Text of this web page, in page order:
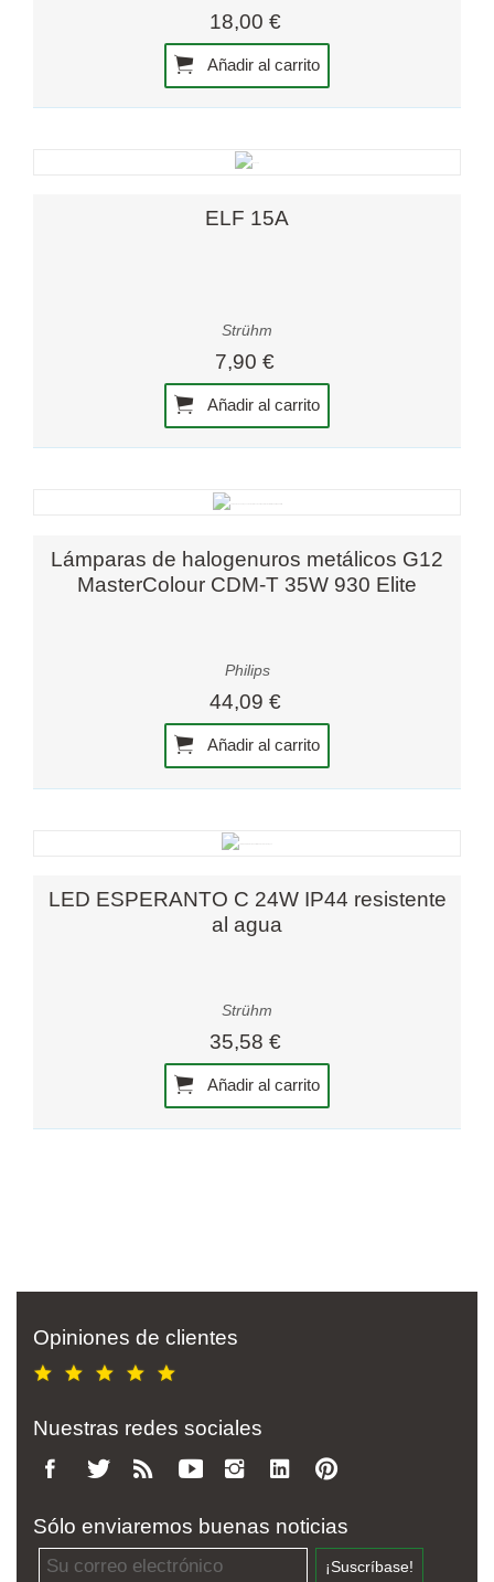
18,00 €
Añadir al carrito
ELF 15A
Strühm
7,90 €
Añadir al carrito
Lámparas de halogenuros metálicos G12
MasterColour CDM-T 35W 930 Elite
Philips
44,09 €
Añadir al carrito
LED ESPERANTO C 24W IP44 resistente
al agua
Strühm
35,58 €
Añadir al carrito
Opiniones de clientes
Nuestras redes sociales
Sólo enviaremos buenas noticias
Email address
¡Suscríbase!